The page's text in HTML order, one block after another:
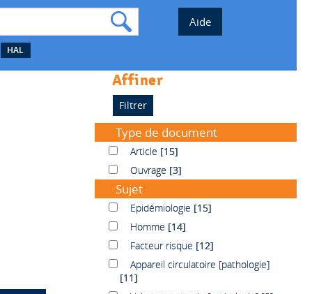
HAL
affiner
Type de document
ArticleArticle [15]
OuvrageOuvrage [3]
Sujet
Epidémiologie
Epidémiologie [15]
HommeHomme [14]
Facteur risque
Facteur risque [12]
Appareil circulatoire [pathologie]
Appareil circulatoire [pathologie]
[11]